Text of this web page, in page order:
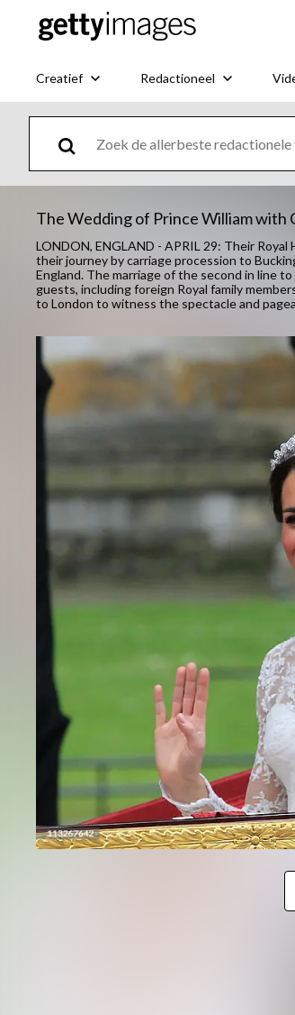
Creatief Redactioneel
The Wedding of Prince William
LONDON, ENGLAND - APRIL 29: Their
their journey by carriage procession to
England. The marriage of the second in line
guests, including foreign Royal family
to London to witness the spectacle and